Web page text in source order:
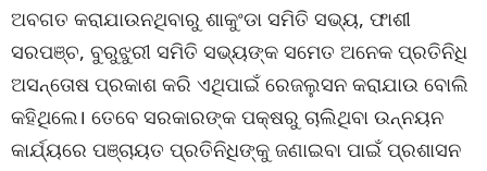
ଅବଗତ କରାଯାଉନଥିବାରୁ ଶାକୁଂଡା ସମିତି ସଭ୍ୟ, ଫାଶୀ
ସରପଞ୍ଚ, ବୁରୁଝୁରୀ ସମିତି ସଭ୍ୟଙ୍କ ସମେତ ଅନେକ ପ୍ରତିନିଧି
ଅସନ୍ତୋଷ ପ୍ରକାଶ କରି ଏଥିପାଇଁ ରେଜଲୁସନ କରାଯାଉ ବୋଲି
କହିଥିଲେ। ତେବେ ସରକାରଙ୍କ ପକ୍ଷରୁ ଚାଲିଥିବା ଉନ୍ନୟନ
କାର୍ଯ୍ୟରେ ପଞ୍ଚାୟତ ପ୍ରତିନିଧିଙ୍କୁ ଜଣାଇବା ପାଇଁ ପ୍ରଶାସନ